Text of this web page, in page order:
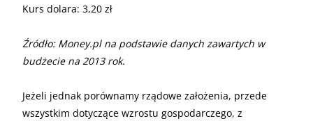
Kurs dolara: 3,20 zł
Źródło: Money.pl na podstawie danych zawartych w
budżecie na 2013 rok.
Jeżeli jednak porównamy rządowe założenia, przede
wszystkim dotyczące wzrostu gospodarczego, z